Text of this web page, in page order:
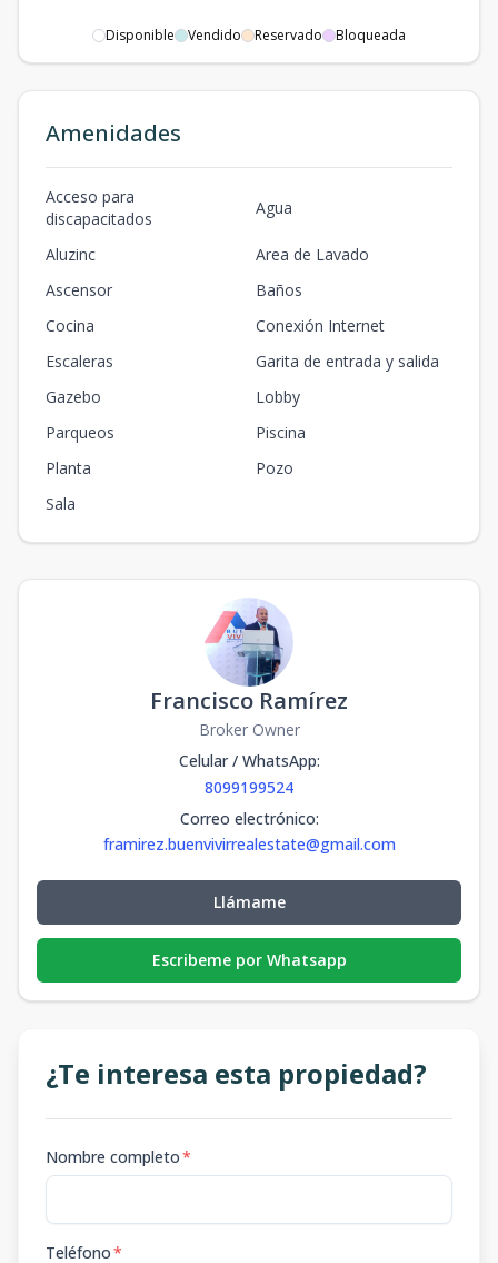
Disponible Vendido Reservado Bloqueada
Amenidades
Acceso para
discapacitados
Agua
Aluzinc
Area de Lavado
Ascensor
Baños
Cocina
Conexión Internet
Escaleras
Garita de entrada y salida
Gazebo
Lobby
Parqueos
Piscina
Planta
Pozo
Sala
Francisco Ramírez
Broker Owner
Celular / WhatsApp:
8099199524
Correo electrónico:
framirez.buenvivirrealestate@gmail.com
Llámame
Escribeme por Whatsapp
¿Te interesa esta propiedad?
Nombre completo*
Teléfono*